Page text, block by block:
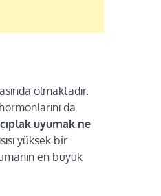
olmaktadır.
da
çıplak uyumak ne
yüksek bir
en büyük